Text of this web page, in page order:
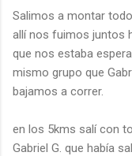
Salimos a montar
allí nos fuimos juntos
que nos estaba
mismo grupo que
bajamos a correr.
en los 5kms salí con
Gabriel G. que había